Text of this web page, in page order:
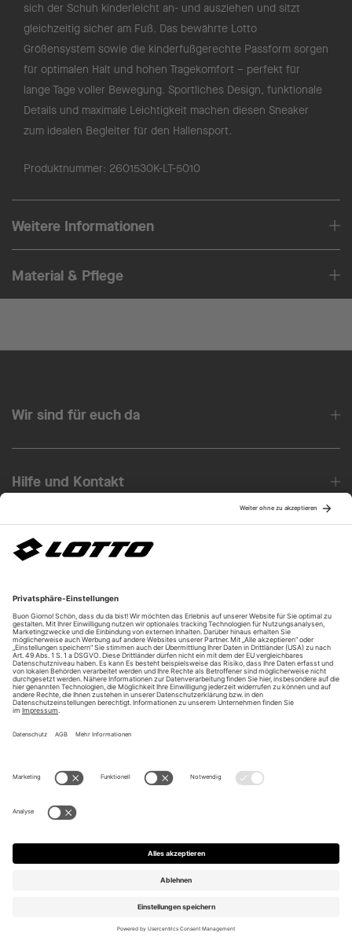
sich der Schuh kinderleicht an- und ausziehen und sitzt
gleichzeitig sicher am Fuß. Das bewährte Lotto
Größensystem sowie die kinderfußgerechte Passform sorgen
für optimalen Halt und hohen Tragekomfort – perfekt für
lange Tage voller Bewegung. Sportliches Design, funktionale
Details und maximale Leichtigkeit machen diesen Sneaker
zum idealen Begleiter für den Hallensport.
Produktnummer: 2601530K-LT-5010
Weitere Informationen
Material & Pflege
Wir sind für euch da
Hilfe und Kontakt
Über uns
Unsere Vorteile
Unsere Partner
Datenschutz Datenschutzeinstellungen ändern